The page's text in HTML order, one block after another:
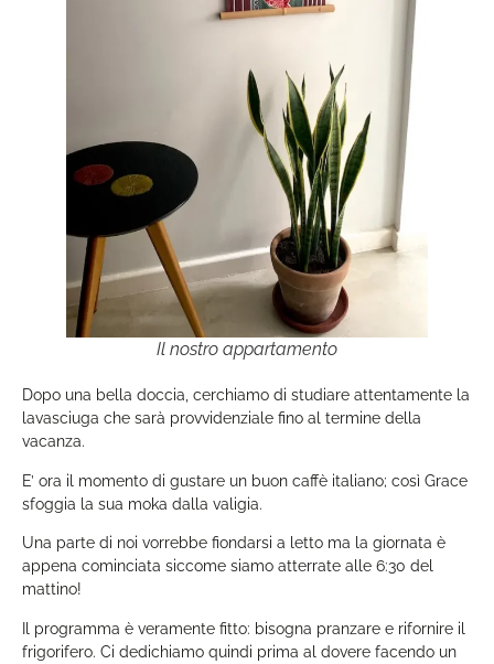
Il nostro appartamento
Dopo una bella doccia, cerchiamo di studiare attentamente la
lavasciuga che sarà provvidenziale fino al termine della
vacanza.
E’ ora il momento di gustare un buon caffè italiano; così Grace
sfoggia la sua moka dalla valigia.
Una parte di noi vorrebbe fiondarsi a letto ma la giornata è
appena cominciata siccome siamo atterrate alle 6:30 del
mattino!
Il programma è veramente fitto: bisogna pranzare e rifornire il
frigorifero. Ci dedichiamo quindi prima al dovere facendo un